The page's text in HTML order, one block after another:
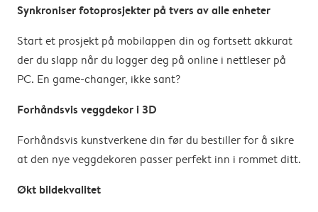
Synkroniser fotoprosjekter på tvers av alle enheter
Start et prosjekt på mobilappen din og fortsett akkurat
der du slapp når du logger deg på online i nettleser på
PC. En game-changer, ikke sant?
Forhåndsvis veggdekor i 3D
Forhåndsvis kunstverkene din før du bestiller for å sikre
at den nye veggdekoren passer perfekt inn i rommet ditt.
Økt bildekvalitet